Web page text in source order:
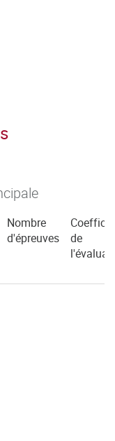
Nombre
d'épreuves
de